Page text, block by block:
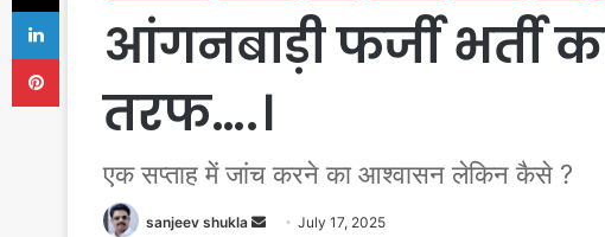
आंगनबाड़ी फर्जी भर्ती
तरफ….।
एक सप्ताह में जांच करने का आश्वासन लेकिन कैसे ?
sanjeev shukla
Send July 17, 2025
LinkedIn
Pinterest